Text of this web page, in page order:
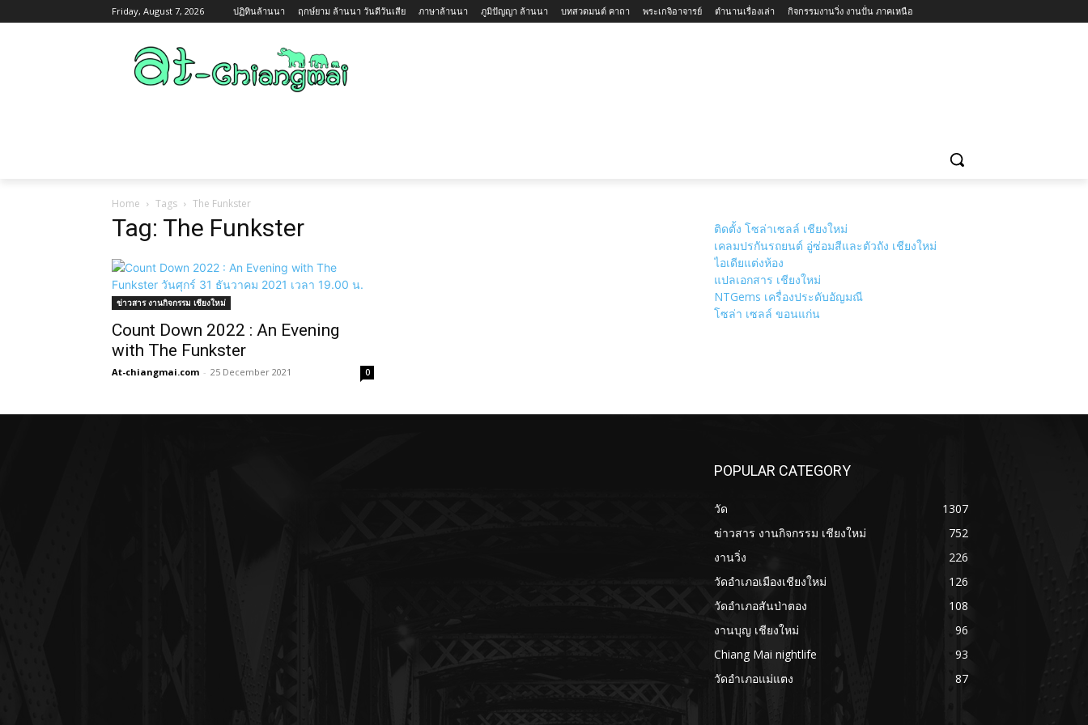
Friday, August 7, 2026 ปฏิทินล้านนา ฤกษ์ยาม ล้านนา วันดีวันเสีย ภาษาล้านนา ภูมิปัญญา ล้านนา บทสวดมนต์ คาถา พระเกจิอาจารย์ ตำนานเรื่องเล่า กิจกรรมงานวิ่ง งานปั่น ภาคเหนือ
Home Tags The Funkster
Tag: The Funkster
ข่าวสาร งานกิจกรรม เชียงใหม่
Count Down 2022 : An Evening
with The Funkster
At-chiangmai.com - 25 December 2021 0
ติดตั้ง โซล่าเซลล์ เชียงใหม่
เคลมปรกันรถยนต์ อู่ซ่อมสีและตัวถัง เชียงใหม่
ไอเดียแต่งห้อง
แปลเอกสาร เชียงใหม่
NTGems เครื่องประดับอัญมณี
โซล่า เซลล์ ขอนแก่น
POPULAR CATEGORY
วัด
1307
ข่าวสาร งานกิจกรรม เชียงใหม่
752
งานวิ่ง
226
วัดอำเภอเมืองเชียงใหม่
126
วัดอำเภอสันป่าตอง
108
งานบุญ เชียงใหม่
96
Chiang Mai nightlife
93
วัดอำเภอแม่แตง
87